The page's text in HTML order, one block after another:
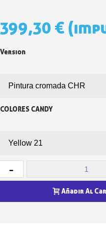
399,30 €
Version
COLORES CANDY
-
Añadir Al